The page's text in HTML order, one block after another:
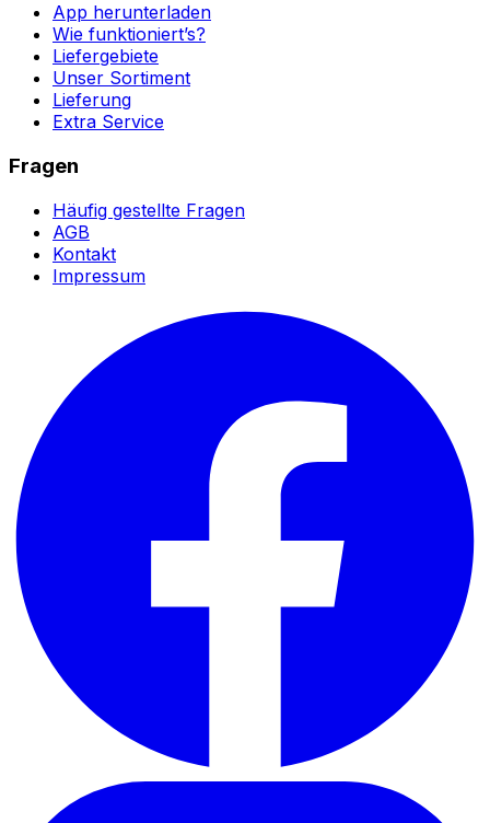
App herunterladen
Wie funktioniert’s?
Liefergebiete
Unser Sortiment
Lieferung
Extra Service
Fragen
Häufig gestellte Fragen
AGB
Kontakt
Impressum